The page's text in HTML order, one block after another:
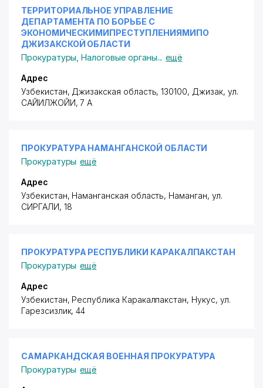
ТЕРРИТОРИАЛЬНОЕ УПРАВЛЕНИЕ
ДЕПАРТАМЕНТА ПО БОРЬБЕ С
ЭКОНОМИЧЕСКИМИПРЕСТУПЛЕНИЯМИПО
ДЖИЗАКСКОЙ ОБЛАСТИ
Прокуратуры ,Налоговые органы... ещё
Адрес
Узбекистан, Джизакская область, 130100, Джизак, ул.
САЙИЛЖОЙИ, 7 А
ПРОКУРАТУРА НАМАНГАНСКОЙ ОБЛАСТИ
Прокуратуры ещё
Адрес
Узбекистан, Наманганская область, Наманган, ул.
СИРГАЛИ, 18
ПРОКУРАТУРА РЕСПУБЛИКИ КАРАКАЛПАКСТАН
Прокуратуры ещё
Адрес
Узбекистан, Республика Каракалпакстан, Нукус, ул.
Гарезсизлик, 44
САМАРКАНДСКАЯ ВОЕННАЯ ПРОКУРАТУРА
Прокуратуры ещё